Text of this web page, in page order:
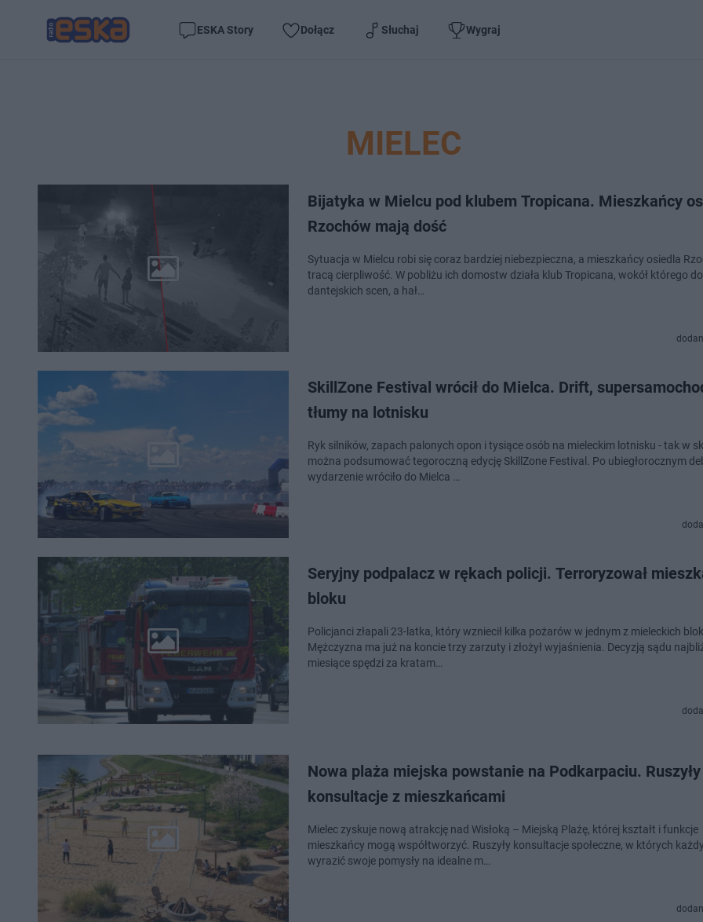
ESKA Story Dołącz Słuchaj Wygraj
MIELEC
Bijatyka w Mielcu pod klubem Tropicana. Mieszkańcy
Rzochów mają dość
Sytuacja w Mielcu robi się coraz bardziej niebezpieczna, a mieszkańcy osiedla
tracą cierpliwość. W pobliżu ich domostw działa klub Tropicana, wokół którego
dantejskich scen, a hał…
SkillZone Festival wrócił do Mielca. Drift,
tłumy na lotnisku
Ryk silników, zapach palonych opon i tysiące osób na mieleckim lotnisku - tak w
można podsumować tegoroczną edycję SkillZone Festival. Po ubiegłorocznym
wydarzenie wróciło do Mielca …
Seryjny podpalacz w rękach policji. Terroryzował
bloku
Policjanci złapali 23-latka, który wzniecił kilka pożarów w jednym z mieleckich
Mężczyzna ma już na koncie trzy zarzuty i złożył wyjaśnienia. Decyzją sądu
miesiące spędzi za kratam…
Nowa plaża miejska powstanie na Podkarpaciu. Ruszyły
konsultacje z mieszkańcami
Mielec zyskuje nową atrakcję nad Wisłoką – Miejską Plażę, której kształt i funkcje
mieszkańcy mogą współtworzyć. Ruszyły konsultacje społeczne, w których
wyrazić swoje pomysły na idealne m…